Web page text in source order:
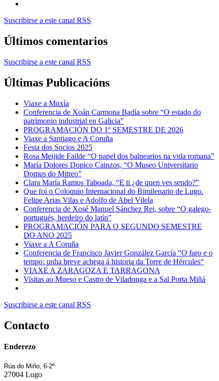
Suscribirse a este canal RSS
Últimos comentarios
Suscribirse a este canal RSS
Últimas Publicacións
Viaxe a Muxía
Conferencia de Xoán Carmona Badía sobre “O estado do
patrimonio industrial en Galicia”
PROGRAMACIÓN DO 1º SEMESTRE DE 2026
Viaxe a Santiago e A Coruña
Festa dos Socios 2025
Rosa Meijide Failde “O papel dos balnearios na vida romana”
María Dolores Dopico Cainzos, “O Museo Universitario
Domus do Mitreo”
Clara María Ramos Taboada, “E ti ¿de quen ves sendo?”
Que foi o Coloquio Internacional do Bimilenario de Lugo.
Felipe Arias Vilas e Adolfo de Abel Vilela
Conferencia de Xosé Manuel Sánchez Rei, sobre “O galego-
portugués, herdeiro do latín”
PROGRAMACIÓN PARA O SEGUNDO SEMESTRE
DO ANO 2025
Viaxe a A Coruña
Conferencia de Francisco Javier González García “O faro e o
tempo: unha breve achega á historia da Torre de Hércules“
VIAXE A ZARAGOZA E TARRAGONA
Visitas ao Mueso e Castro de Viladonga e a Sal Porta Miñá
Suscribirse a este canal RSS
Contacto
Enderezo
Rúa do Miño, 6-2º
27004 Lugo